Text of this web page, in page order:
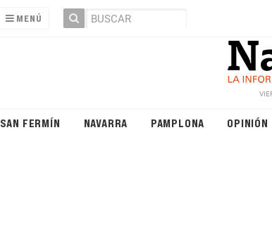
MENÚ
SAN FERMÍN NAVARRA PAMPLONA OPINIÓN